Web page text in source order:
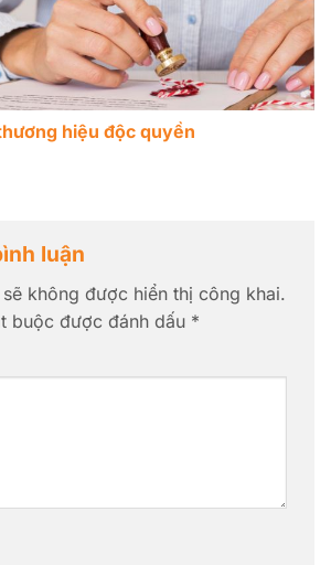
hiệu độc quyền
luận
không được hiển thị công khai.
buộc được đánh dấu *